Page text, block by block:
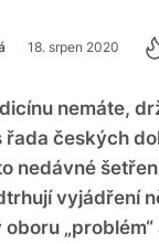
18. srpen 2020
nemáte,
řada českých
nedávné
vyjádření